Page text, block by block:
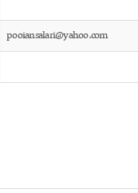
pooiansalari@yahoo.com